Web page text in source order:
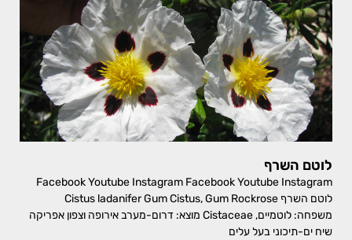
לוטם השרף
Facebook Youtube Instagram Facebook Youtube Instagram
לוטם השרף Cistus ladanifer Gum Cistus, Gum Rockrose
משפחה: לוטמיים, Cistaceae מוצא: דרום-מערב אירופה וצפון אפריקה
שיח ים-תיכוני בעל עלים